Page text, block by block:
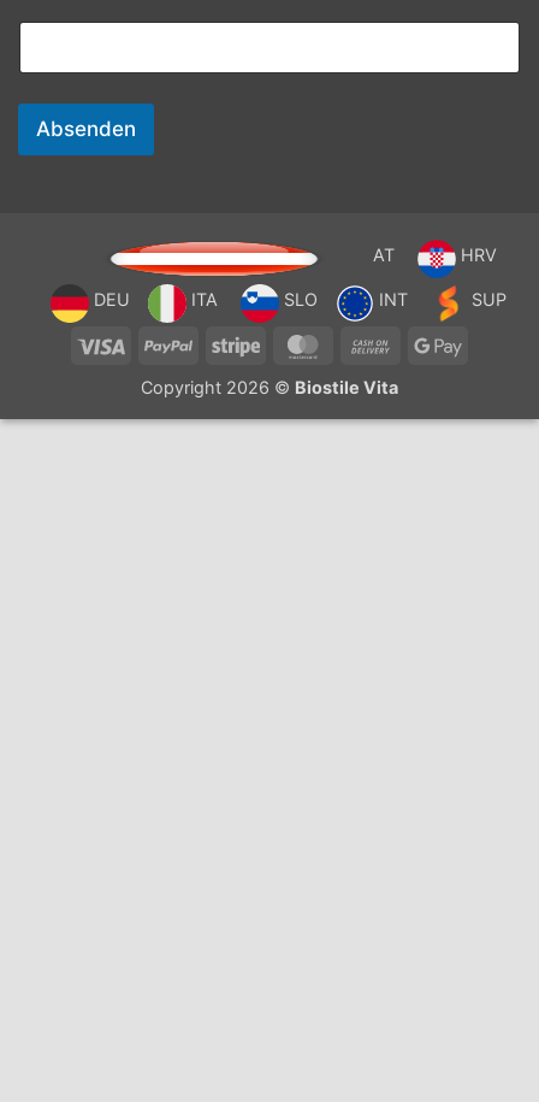
Absenden
AT HRV
DEU ITA SLO INT SUP
Visa PayPal Stripe MasterCardCash
Delivery
Google
Copyright 2026 © Biostile Vita